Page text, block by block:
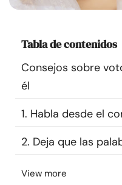
Recursos
Comunidad
Encuentra un
Idioma
Tabla de contenidos
Consejos sobre
él
1. Habla desde el
2. Deja que las
View more